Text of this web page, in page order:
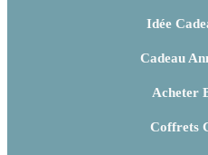
Idée
Cadeau
Acheter
Coffrets